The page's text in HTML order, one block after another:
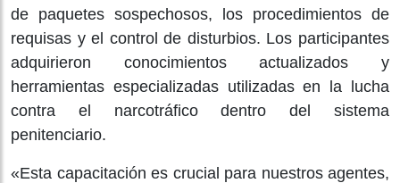
de paquetes sospechosos, los procedimientos de
requisas y el control de disturbios. Los participantes
adquirieron conocimientos actualizados y
herramientas especializadas utilizadas en la lucha
contra el narcotráfico dentro del sistema
penitenciario.
«Esta capacitación es crucial para nuestros agentes,